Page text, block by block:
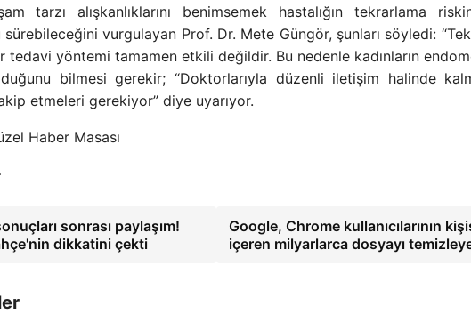
tarzı alışkanlıklarını benimsemek hastalığın tekrarlama
vurgulayan Prof. Dr. Mete Güngör, şunları söyledi:
yöntemi tamamen etkili değildir. Bu nedenle kadınların
bilmesi gerekir; “Doktorlarıyla düzenli iletişim halinde
etmeleri gerekiyor” diye uyarıyor.
Haber Masası
sonrası paylaşım!
dikkatini çekti
Google, Chrome kullanıcılarının
içeren milyarlarca dosyayı